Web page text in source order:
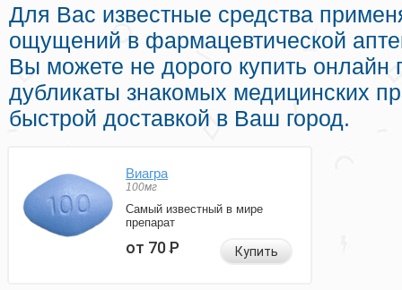
Для Вас известные средства
ощущений в фармацевтической
Вы можете не дорого купить онлайн
дубликаты знакомых медицинских
быстрой доставкой в Ваш город.
Виагра
100мг
Самый известный в мире
препарат
от 70Р Купить